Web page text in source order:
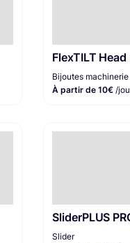
FlexTILT Head
Bijoutes machinerie
À partir de 10€/
SliderPLUS
Slider